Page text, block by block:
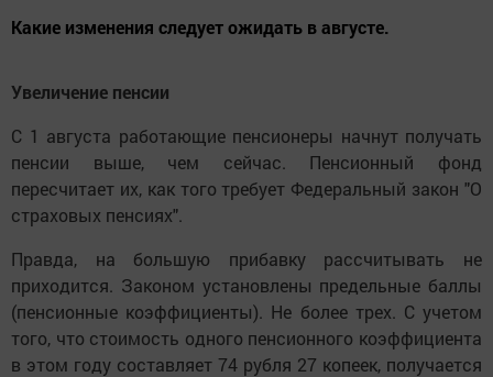
Какие изменения следует ожидать в августе.
Увеличение пенсии
С 1 августа работающие пенсионеры начнут получать
пенсии выше, чем сейчас. Пенсионный фонд
пересчитает их, как того требует Федеральный закон "О
страховых пенсиях".
Правда, на большую прибавку рассчитывать не
приходится. Законом установлены предельные баллы
(пенсионные коэффициенты). Не более трех. С учетом
того, что стоимость одного пенсионного коэффициента
в этом году составляет 74 рубля 27 копеек, получается